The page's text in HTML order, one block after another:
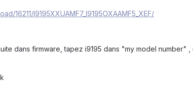
16211/I9195XXUAMF7_I9195OXAAMF5_XEF/
dans firmware, tapez i9195 dans "my model